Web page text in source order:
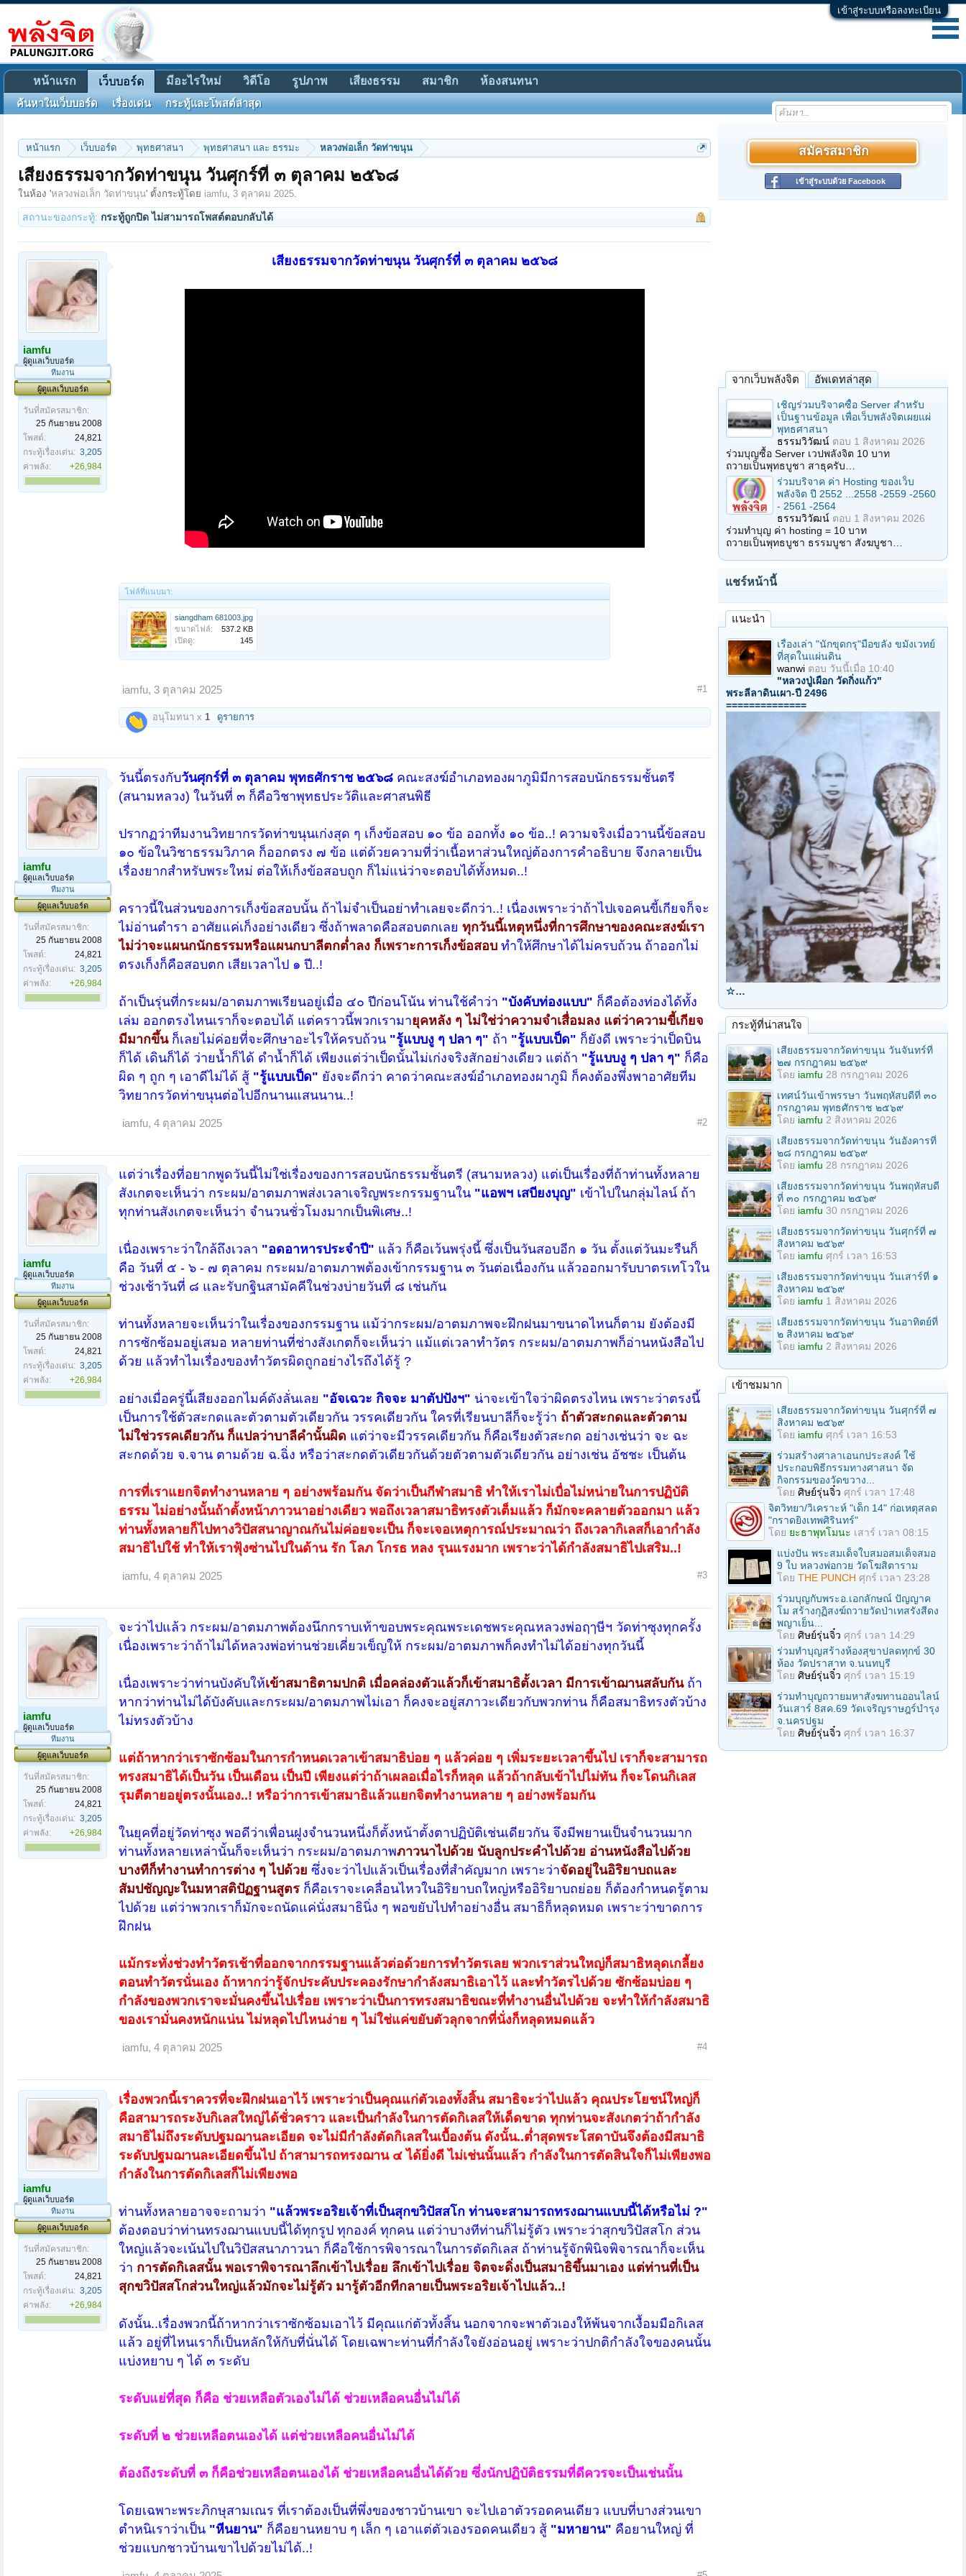
เข้าสู่ระบบหรือลงทะเบียน
หน้าแรก เว็บบอร์ด พุทธศาสนา พุทธศาสนา และ ธรรมะ หลวงพ่อเล็ก วัดท่าขนุน
เสียงธรรมจากวัดท่าขนุน วันศุกร์ที่ ๓ ตุลาคม ๒๕๖๘
ในห้อง 'หลวงพ่อเล็ก วัดท่าขนุน' ตั้งกระทู้โดย iamfu, 3 ตุลาคม 2025.
สถานะของกระทู้: กระทู้ถูกปิด ไม่สามารถโพสต์ตอบกลับได้
iamfu
ผู้ดูแลเว็บบอร์ด
ทีมงาน
ผู้ดูแลเว็บบอร์ด
วันที่สมัครสมาชิก:
25 กันยายน 2008
โพสต์:
24,821
กระทู้เรื่องเด่น: 3,205
ค่าพลัง:
+26,984
เสียงธรรมจากวัดท่าขนุน วันศุกร์ที่ ๓ ตุลาคม ๒๕๖๘
ไฟล์ที่แนบมา:
siangdham 681003.jpg
ขนาดไฟล์:
537.2 KB
เปิดดู:
145
iamfu, 3 ตุลาคม 2025 #1
อนุโมทนา x 1 ดูรายการ
iamfu
ผู้ดูแลเว็บบอร์ด
ทีมงาน
ผู้ดูแลเว็บบอร์ด
วันที่สมัครสมาชิก:
25 กันยายน 2008
โพสต์:
24,821
กระทู้เรื่องเด่น: 3,205
ค่าพลัง:
+26,984
วันนี้ตรงกับวันศุกร์ที่ ๓ ตุลาคม พุทธศักราช ๒๕๖๘ คณะสงฆ์อำเภอทองผาภูมิมีการสอบนักธรรมชั้นตรี
(สนามหลวง) ในวันที่ ๓ ก็คือวิชาพุทธประวัติและศาสนพิธี
ปรากฏว่าทีมงานวิทยากรวัดท่าขนุนเก่งสุด ๆ เก็งข้อสอบ ๑๐ ข้อ ออกทั้ง ๑๐ ข้อ..! ความจริงเมื่อวานนี้ข้อสอบ
๑๐ ข้อในวิชาธรรมวิภาค ก็ออกตรง ๗ ข้อ แต่ด้วยความที่ว่าเนื้อหาส่วนใหญ่ต้องการคำอธิบาย จึงกลายเป็น
เรื่องยากสำหรับพระใหม่ ต่อให้เก็งข้อสอบถูก ก็ไม่แน่ว่าจะตอบได้ทั้งหมด..!
คราวนี้ในส่วนของการเก็งข้อสอบนั้น ถ้าไม่จำเป็นอย่าทำเลยจะดีกว่า..! เนื่องเพราะว่าถ้าไปเจอคนขี้เกียจก็จะ
ไม่อ่านตำรา อาศัยแค่เก็งอย่างเดียว ซึ่งถ้าพลาดคือสอบตกเลย ทุกวันนี้เหตุหนึ่งที่การศึกษาของคณะสงฆ์เรา
ไม่ว่าจะแผนกนักธรรมหรือแผนกบาลีตกต่ำลง ก็เพราะการเก็งข้อสอบ ทำให้ศึกษาได้ไม่ครบถ้วน ถ้าออกไม่
ตรงเก็งก็คือสอบตก เสียเวลาไป ๑ ปี..!
ถ้าเป็นรุ่นที่กระผม/อาตมภาพเรียนอยู่เมื่อ ๔๐ ปีก่อนโน้น ท่านใช้คำว่า "บังคับท่องแบบ" ก็คือต้องท่องได้ทั้ง
เล่ม ออกตรงไหนเราก็จะตอบได้ แต่คราวนี้พวกเรามายุคหลัง ๆ ไม่ใช่ว่าความจำเสื่อมลง แต่ว่าความขี้เกียจ
มีมากขึ้นก็เลยไม่ค่อยที่จะศึกษาอะไรให้ครบถ้วน "รู้แบบงู ๆ ปลา ๆ" ถ้า "รู้แบบเป็ด" ก็ยังดี เพราะว่าเป็ดบิน
ก็ได้ เดินก็ได้ ว่ายน้ำก็ได้ ดำน้ำก็ได้ เพียงแต่ว่าเป็ดนั้นไม่เก่งจริงสักอย่างเดียว แต่ถ้า "รู้แบบงู ๆ ปลา ๆ" ก็คือ
ผิด ๆ ถูก ๆ เอาดีไม่ได้ สู้ "รู้แบบเป็ด" ยังจะดีกว่า คาดว่าคณะสงฆ์อำเภอทองผาภูมิ ก็คงต้องพึ่งพาอาศัยทีม
วิทยากรวัดท่าขนุนต่อไปอีกนานแสนนาน..!
iamfu, 4 ตุลาคม 2025 #2
iamfu
ผู้ดูแลเว็บบอร์ด
ทีมงาน
ผู้ดูแลเว็บบอร์ด
วันที่สมัครสมาชิก:
25 กันยายน 2008
โพสต์:
24,821
กระทู้เรื่องเด่น: 3,205
ค่าพลัง:
+26,984
แต่ว่าเรื่องที่อยากพูดวันนี้ไม่ใช่เรื่องของการสอบนักธรรมชั้นตรี (สนามหลวง) แต่เป็นเรื่องที่ถ้าท่านทั้งหลาย
สังเกตจะเห็นว่า กระผม/อาตมภาพส่งเวลาเจริญพระกรรมฐานใน "แอพฯ เสบียงบุญ" เข้าไปในกลุ่มไลน์ ถ้า
ทุกท่านสังเกตจะเห็นว่า จำนวนชั่วโมงมากเป็นพิเศษ..!
เนื่องเพราะว่าใกล้ถึงเวลา "อดอาหารประจำปี" แล้ว ก็คือเว้นพรุ่งนี้ ซึ่งเป็นวันสอบอีก ๑ วัน ตั้งแต่วันมะรืนก็
คือ วันที่ ๕ - ๖ - ๗ ตุลาคม กระผม/อาตมภาพต้องเข้ากรรมฐาน ๓ วันต่อเนื่องกัน แล้วออกมารับบาตรเทโวใน
ช่วงเช้าวันที่ ๘ และรับกฐินสามัคคีในช่วงบ่ายวันที่ ๘ เช่นกัน
ท่านทั้งหลายจะเห็นว่าในเรื่องของกรรมฐาน แม้ว่ากระผม/อาตมภาพจะฝึกฝนมาขนาดไหนก็ตาม ยังต้องมี
การซักซ้อมอยู่เสมอ หลายท่านที่ช่างสังเกตก็จะเห็นว่า แม้แต่เวลาทำวัตร กระผม/อาตมภาพก็อ่านหนังสือไป
ด้วย แล้วทำไมเรื่องของทำวัตรผิดถูกอย่างไรถึงได้รู้ ?
อย่างเมื่อครู่นี้เสียงออกไมค์ดังลั่นเลย "อัจเฉวะ กิจจะ มาตัปปังฯ" น่าจะเข้าใจว่าผิดตรงไหน เพราะว่าตรงนี้
เป็นการใช้ตัวสะกดและตัวตามตัวเดียวกัน วรรคเดียวกัน ใครที่เรียนบาลีก็จะรู้ว่า ถ้าตัวสะกดและตัวตาม
ไม่ใช่วรรคเดียวกัน ก็แปลว่าบาลีคำนั้นผิด แต่ว่าจะมีวรรคเดียวกัน ก็คือเรียงตัวสะกด อย่างเช่นว่า จะ ฉะ
สะกดด้วย จ.จาน ตามด้วย ฉ.ฉิ่ง หรือว่าสะกดตัวเดียวกันด้วยตัวตามตัวเดียวกัน อย่างเช่น อัชชะ เป็นต้น
การที่เราแยกจิตทำงานหลาย ๆ อย่างพร้อมกัน จัดว่าเป็นกีฬาสมาธิ ทำให้เราไม่เบื่อไม่หน่ายในการปฏิบัติ
ธรรม ไม่อย่างนั้นถ้าตั้งหน้าภาวนาอย่างเดียว พอถึงเวลาสมาธิทรงตัวเต็มแล้ว ก็มักจะคลายตัวออกมา แล้ว
ท่านทั้งหลายก็ไปทางวิปัสสนาญาณกันไม่ค่อยจะเป็น ก็จะเจอเหตุการณ์ประมาณว่า ถึงเวลากิเลสก็เอากำลัง
สมาธิไปใช้ ทำให้เราฟุ้งซ่านไปในด้าน รัก โลภ โกรธ หลง รุนแรงมาก เพราะว่าได้กำลังสมาธิไปเสริม..!
iamfu, 4 ตุลาคม 2025 #3
iamfu
ผู้ดูแลเว็บบอร์ด
ทีมงาน
ผู้ดูแลเว็บบอร์ด
วันที่สมัครสมาชิก:
25 กันยายน 2008
โพสต์:
24,821
กระทู้เรื่องเด่น: 3,205
ค่าพลัง:
+26,984
จะว่าไปแล้ว กระผม/อาตมภาพต้องนึกกราบเท้าขอบพระคุณพระเดชพระคุณหลวงพ่อฤๅษีฯ วัดท่าซุงทุกครั้ง
เนื่องเพราะว่าถ้าไม่ได้หลวงพ่อท่านช่วยเคี่ยวเข็ญให้ กระผม/อาตมภาพก็คงทำไม่ได้อย่างทุกวันนี้
เนื่องเพราะว่าท่านบังคับให้เข้าสมาธิตามปกติ เมื่อคล่องตัวแล้วก็เข้าสมาธิตั้งเวลา มีการเข้าฌานสลับกันถ้า
หากว่าท่านไม่ได้บังคับและกระผม/อาตมภาพไม่เอา ก็คงจะอยู่สภาวะเดียวกับพวกท่าน ก็คือสมาธิทรงตัวบ้าง
ไม่ทรงตัวบ้าง
แต่ถ้าหากว่าเราซักซ้อมในการกำหนดเวลาเข้าสมาธิบ่อย ๆ แล้วค่อย ๆ เพิ่มระยะเวลาขึ้นไป เราก็จะสามารถ
ทรงสมาธิได้เป็นวัน เป็นเดือน เป็นปี เพียงแต่ว่าถ้าเผลอเมื่อไรก็หลุด แล้วถ้ากลับเข้าไปไม่ทัน ก็จะโดนกิเลส
รุมตีตายอยู่ตรงนั้นเอง..! หรือว่าการเข้าสมาธิแล้วแยกจิตทำงานหลาย ๆ อย่างพร้อมกัน
ในยุคที่อยู่วัดท่าซุง พอดีว่าเพื่อนฝูงจำนวนหนึ่งก็ตั้งหน้าตั้งตาปฏิบัติเช่นเดียวกัน จึงมีพยานเป็นจำนวนมาก
ท่านทั้งหลายเหล่านั้นก็จะเห็นว่า กระผม/อาตมภาพภาวนาไปด้วย นับลูกประคำไปด้วย อ่านหนังสือไปด้วย
บางทีก็ทำงานทำการต่าง ๆ ไปด้วย ซึ่งจะว่าไปแล้วเป็นเรื่องที่สำคัญมาก เพราะว่าจัดอยู่ในอิริยาบถและ
สัมปชัญญะในมหาสติปัฏฐานสูตร ก็คือเราจะเคลื่อนไหวในอิริยาบถใหญ่หรืออิริยาบถย่อย ก็ต้องกำหนดรู้ตาม
ไปด้วย แต่ว่าพวกเราก็มักจะถนัดแค่นั่งสมาธินิ่ง ๆ พอขยับไปทำอย่างอื่น สมาธิก็หลุดหมด เพราะว่าขาดการ
ฝึกฝน
แม้กระทั่งช่วงทำวัตรเช้าที่ออกจากกรรมฐานแล้วต่อด้วยการทำวัตรเลย พวกเราส่วนใหญ่ก็สมาธิหลุดเกลี้ยง
ตอนทำวัตรนั่นเอง ถ้าหากว่ารู้จักประคับประคองรักษากำลังสมาธิเอาไว้ และทำวัตรไปด้วย ซักซ้อมบ่อย ๆ
กำลังของพวกเราจะมั่นคงขึ้นไปเรื่อย เพราะว่าเป็นการทรงสมาธิขณะที่ทำงานอื่นไปด้วย จะทำให้กำลังสมาธิ
ของเรามั่นคงหนักแน่น ไม่หลุดไปไหนง่าย ๆ ไม่ใช่แค่ขยับตัวลุกจากที่นั่งก็หลุดหมดแล้ว
iamfu, 4 ตุลาคม 2025 #4
iamfu
ผู้ดูแลเว็บบอร์ด
ทีมงาน
ผู้ดูแลเว็บบอร์ด
วันที่สมัครสมาชิก:
25 กันยายน 2008
โพสต์:
24,821
กระทู้เรื่องเด่น: 3,205
ค่าพลัง:
+26,984
เรื่องพวกนี้เราควรที่จะฝึกฝนเอาไว้ เพราะว่าเป็นคุณแก่ตัวเองทั้งสิ้น สมาธิจะว่าไปแล้ว คุณประโยชน์ใหญ่ก็
คือสามารถระงับกิเลสใหญ่ได้ชั่วคราว และเป็นกำลังในการตัดกิเลสให้เด็ดขาด ทุกท่านจะสังเกตว่าถ้ากำลัง
สมาธิไม่ถึงระดับปฐมฌานละเอียด จะไม่มีกำลังตัดกิเลสในเบื้องต้น ดังนั้น..ต่ำสุดพระโสดาบันจึงต้องมีสมาธิ
ระดับปฐมฌานละเอียดขึ้นไป ถ้าสามารถทรงฌาน ๔ ได้ยิ่งดี ไม่เช่นนั้นแล้ว กำลังในการตัดสินใจก็ไม่เพียงพอ
กำลังในการตัดกิเลสก็ไม่เพียงพอ
ท่านทั้งหลายอาจจะถามว่า "แล้วพระอริยเจ้าที่เป็นสุกขวิปัสสโก ท่านจะสามารถทรงฌานแบบนี้ได้หรือไม่ ?"
ต้องตอบว่าท่านทรงฌานแบบนี้ได้ทุกรูป ทุกองค์ ทุกคน แต่ว่าบางทีท่านก็ไม่รู้ตัว เพราะว่าสุกขวิปัสสโก ส่วน
ใหญ่แล้วจะเน้นไปในวิปัสสนาภาวนา ก็คือใช้การพิจารณาในการตัดกิเลส ถ้าท่านรู้จักพินิจพิจารณาก็จะเห็น
ว่า การตัดกิเลสนั้น พอเราพิจารณาลึกเข้าไปเรื่อย ลึกเข้าไปเรื่อย จิตจะดิ่งเป็นสมาธิขึ้นมาเอง แต่ท่านที่เป็น
สุกขวิปัสสโกส่วนใหญ่แล้วมักจะไม่รู้ตัว มารู้ตัวอีกทีกลายเป็นพระอริยเจ้าไปแล้ว..!
ดังนั้น..เรื่องพวกนี้ถ้าหากว่าเราซักซ้อมเอาไว้ มีคุณแก่ตัวทั้งสิ้น นอกจากจะพาตัวเองให้พ้นจากเงื้อมมือกิเลส
แล้ว อยู่ที่ไหนเราก็เป็นหลักให้กับที่นั่นได้ โดยเฉพาะท่านที่กำลังใจยังอ่อนอยู่ เพราะว่าปกติกำลังใจของคนนั้น
แบ่งหยาบ ๆ ได้ ๓ ระดับ
ระดับแย่ที่สุด ก็คือ ช่วยเหลือตัวเองไม่ได้ ช่วยเหลือคนอื่นไม่ได้
ระดับที่ ๒ ช่วยเหลือตนเองได้ แต่ช่วยเหลือคนอื่นไม่ได้
ต้องถึงระดับที่ ๓ ก็คือช่วยเหลือตนเองได้ ช่วยเหลือคนอื่นได้ด้วย ซึ่งนักปฏิบัติธรรมที่ดีควรจะเป็นเช่นนั้น
โดยเฉพาะพระภิกษุสามเณร ที่เราต้องเป็นที่พึ่งของชาวบ้านเขา จะไปเอาตัวรอดคนเดียว แบบที่บางส่วนเขา
ตำหนิเราว่าเป็น "หีนยาน" ก็คือยานหยาบ ๆ เล็ก ๆ เอาแต่ตัวเองรอดคนเดียว สู้ "มหายาน" คือยานใหญ่ ที่
ช่วยแบกชาวบ้านเขาไปด้วยไม่ได้..!
สมัครสมาชิก
เข้าสู่ระบบด้วย Facebook
จากเว็บพลังจิต อัพเดทล่าสุด
เชิญร่วมบริจาคซื้อ Server สำหรับ
เป็นฐานข้อมูล เพื่อเว็บพลังจิตเผยแผ่
พุทธศาสนา
ธรรมวิวัฒน์ ตอบ 1 สิงหาคม 2026
ร่วมบุญซื้อ Server เวปพลังจิต 10 บาท
ถวายเป็นพุทธบูชา สาธุครับ…
ร่วมบริจาค ค่า Hosting ของเว็บ
พลังจิต ปี 2552 ...2558 -2559 -2560
- 2561 -2564
ธรรมวิวัฒน์ ตอบ 1 สิงหาคม 2026
ร่วมทำบุญ ค่า hosting = 10 บาท
ถวายเป็นพุทธบูชา ธรรมบูชา สังฆบูชา…
แชร์หน้านี้
แนะนำ
เรื่องเล่า "นักขุดกรุ"มือขลัง ขมังเวทย์
ที่สุดในแผ่นดิน
wanwi ตอบ วันนี้เมื่อ 10:40
"หลวงปู่เผือก วัดกิ่งแก้ว"
พระลีลาดินเผา-ปี 2496
==============
☆…
กระทู้ที่น่าสนใจ
เสียงธรรมจากวัดท่าขนุน วันจันทร์ที่
๒๗ กรกฎาคม ๒๕๖๙
โดย iamfu 28 กรกฎาคม 2026
เทศน์วันเข้าพรรษา วันพฤหัสบดีที่ ๓๐
กรกฎาคม พุทธศักราช ๒๕๖๙
โดย iamfu 2 สิงหาคม 2026
เสียงธรรมจากวัดท่าขนุน วันอังคารที่
๒๘ กรกฎาคม ๒๕๖๙
โดย iamfu 28 กรกฎาคม 2026
เสียงธรรมจากวัดท่าขนุน วันพฤหัสบดี
ที่ ๓๐ กรกฎาคม ๒๕๖๙
โดย iamfu 30 กรกฎาคม 2026
เสียงธรรมจากวัดท่าขนุน วันศุกร์ที่ ๗
สิงหาคม ๒๕๖๙
โดย iamfu ศุกร์ เวลา 16:53
เสียงธรรมจากวัดท่าขนุน วันเสาร์ที่ ๑
สิงหาคม ๒๕๖๙
โดย iamfu 1 สิงหาคม 2026
เสียงธรรมจากวัดท่าขนุน วันอาทิตย์ที่
๒ สิงหาคม ๒๕๖๙
โดย iamfu 2 สิงหาคม 2026
เข้าชมมาก
เสียงธรรมจากวัดท่าขนุน วันศุกร์ที่ ๗
สิงหาคม ๒๕๖๙
โดย iamfu ศุกร์ เวลา 16:53
ร่วมสร้างศาลาเอนกประสงค์ ใช้
ประกอบพิธีกรรมทางศาสนา จัด
กิจกรรมของวัดขวาง...
โดย ศิษย์รุ่นจิ๋ว ศุกร์ เวลา 17:48
จิตวิทยา/วิเคราะห์ "เด็ก 14" ก่อเหตุสลด
"กราดยิงเทพศิรินทร์"
โดย ยะธาพุทโมนะ เสาร์ เวลา 08:15
แบ่งปัน พระสมเด็จใบสมอสมเด็จสมอ
9 ใบ หลวงพ่อกวย วัดโฆสิตาราม
โดย THE PUNCH ศุกร์ เวลา 23:28
ร่วมบุญกับพระอ.เอกลักษณ์ ปัญญาค
โม สร้างกุฏิสงฆ์ถวายวัดป่าเทสรังสีดง
พญาเย็น...
โดย ศิษย์รุ่นจิ๋ว ศุกร์ เวลา 14:29
ร่วมทําบุญสร้างห้องสุขาปลดทุกข์ 30
ห้อง วัดปราสาท จ.นนทบุรี
โดย ศิษย์รุ่นจิ๋ว ศุกร์ เวลา 15:19
ร่วมทําบุญถวายมหาสังฆทานออนไลน์
วันเสาร์ 8สค.69 วัดเจริญราษฎร์บำรุง
จ.นครปฐม
โดย ศิษย์รุ่นจิ๋ว ศุกร์ เวลา 16:37
หน้าแรก เว็บบอร์ด
ค้นหาในเว็บบอร์ด เรื่องเด่น กระทู้และโพสต์ล่าสุด
มีอะไรใหม่ วิดีโอ รูปภาพ เสียงธรรม สมาชิก ห้องสนทนา